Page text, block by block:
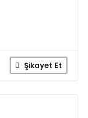
Şikayet Et